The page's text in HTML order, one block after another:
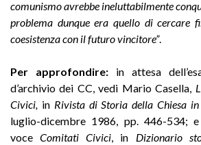
comunismo avrebbe ineluttabilmente
problema dunque era quello di cercare
coesistenza con il futuro vincitore”.
Per approfondire: in attesa
d’archivio dei CC, vedi Mario Casella,
Civici, in Rivista di Storia della Chiesa
luglio-dicembre 1986, pp. 446-534;
voceComitati Civici, in Dizionario